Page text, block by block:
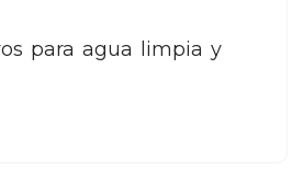
para agua limpia y